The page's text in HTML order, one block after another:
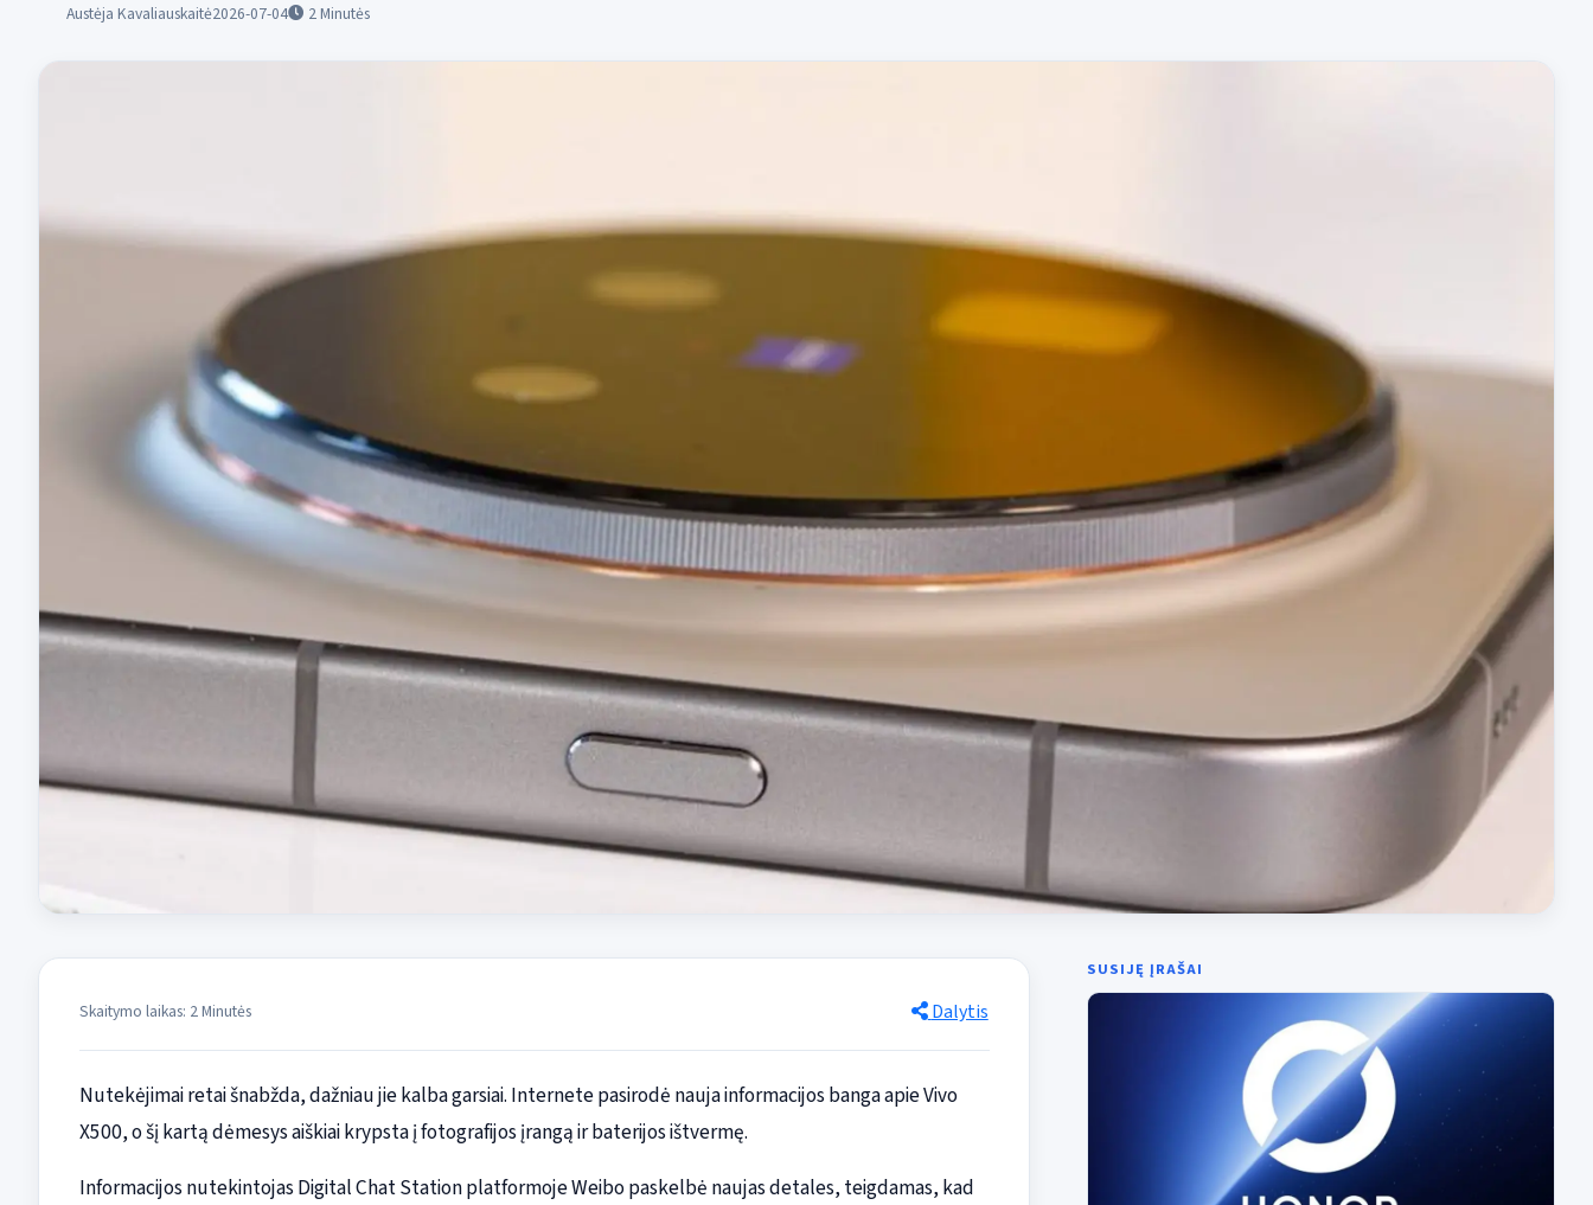
Austėja Kavaliauskaitė2026-07-04 2Minutės
Skaitymo laikas: 2 Minutės Dalytis
Nutekėjimai retai šnabžda, dažniau jie kalba garsiai. Internete pasirodė nauja informacijos banga apie Vivo
X500, o šį kartą dėmesys aiškiai krypsta į fotografijos įrangą ir baterijos ištvermę.
Informacijos nutekintojas Digital Chat Station platformoje Weibo paskelbė naujas detales, teigdamas, kad
SUSIJĘ ĮRAŠAI